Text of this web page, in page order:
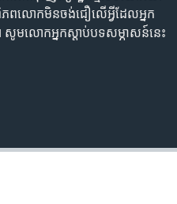
ភពលោក​មិន​ចង់​ជឿ​លើ​អ្វី​ដែល​អ្នក​
លោក​អ្នក​ស្តាប់​បទ​សម្ភាសន៍​នេះ​